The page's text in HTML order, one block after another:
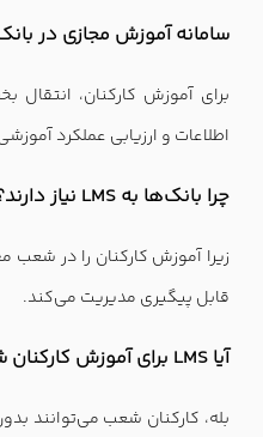
سامانه آموزش مجازی در
برای آموزش کارکنان، انتقال
اطلاعات و ارزیابی عملکرد
چرا بانک‌ها به LMS نیاز دارند؟
زیرا آموزش کارکنان را در شعب
قابل پیگیری مدیریت می‌کند.
آیا LMS برای آموزش کارکنان شعب مناسب است؟
بله، کارکنان شعب می‌توانند